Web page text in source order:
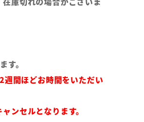
す。
間ほどお時間をいただい
ンセルとなります。